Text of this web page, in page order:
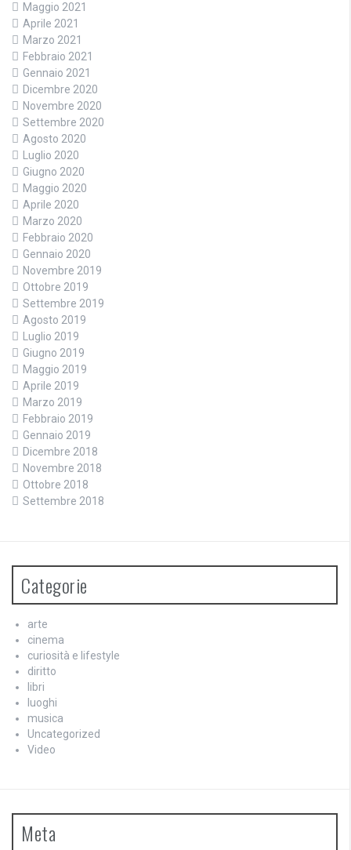
Maggio 2021
Aprile 2021
Marzo 2021
Febbraio 2021
Gennaio 2021
Dicembre 2020
Novembre 2020
Settembre 2020
Agosto 2020
Luglio 2020
Giugno 2020
Maggio 2020
Aprile 2020
Marzo 2020
Febbraio 2020
Gennaio 2020
Novembre 2019
Ottobre 2019
Settembre 2019
Agosto 2019
Luglio 2019
Giugno 2019
Maggio 2019
Aprile 2019
Marzo 2019
Febbraio 2019
Gennaio 2019
Dicembre 2018
Novembre 2018
Ottobre 2018
Settembre 2018
Categorie
arte
cinema
curiosità e lifestyle
diritto
libri
luoghi
musica
Uncategorized
Video
Meta